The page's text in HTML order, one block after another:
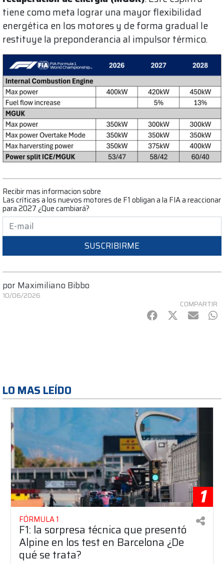
tiene como meta lograr una mayor flexibilidad
energética en los motores y de forma gradual le
restituye la preponderancia al impulsor térmico.
Recibir mas informacion sobre
Las críticas a los nuevos motores de F1 obligan a la FIA a reaccionar
para 2027 ¿Que cambiará?
SUSCRIBIRME
por Maximiliano Bibbo
10/06/2026
COMPARTIR
Facebook
Twitter
mail
LO MAS LEÍDO
1
FÓRMULA 1
F1: la sorpresa técnica que presentó
Alpine en los test en Barcelona ¿De
qué se trata?